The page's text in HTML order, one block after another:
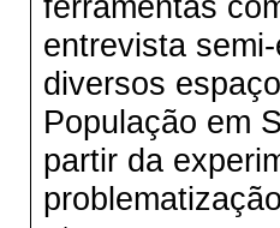
entrevista
diversos
População em
partir da